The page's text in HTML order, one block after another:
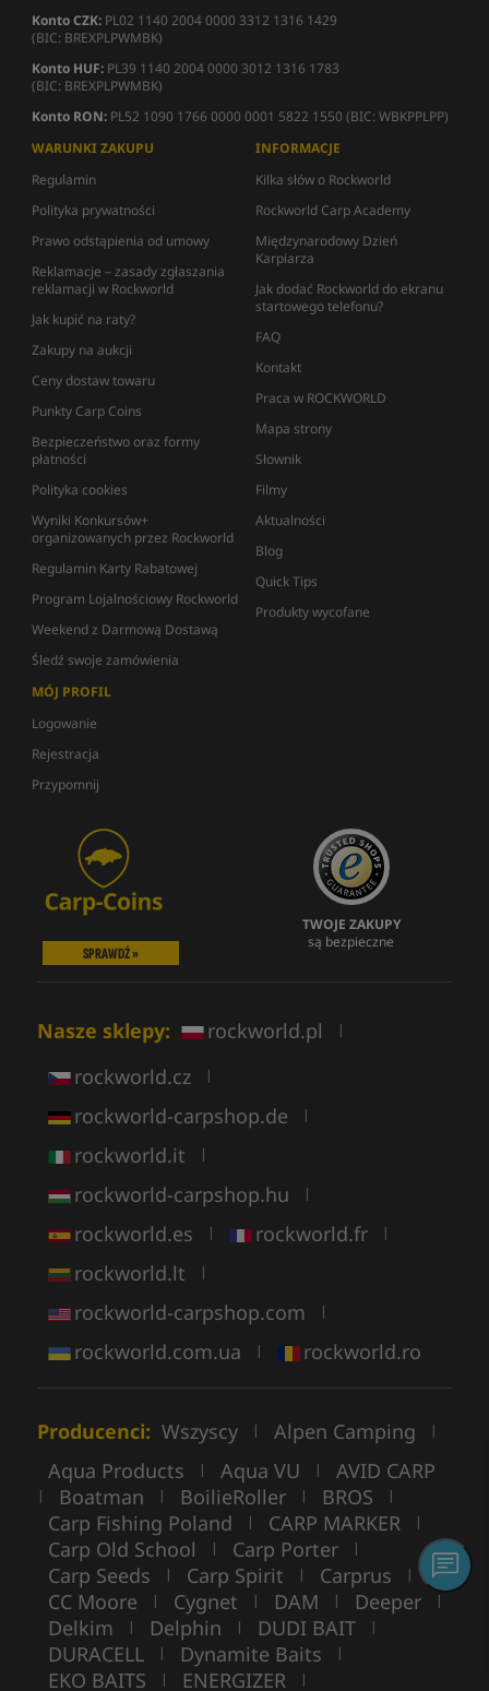
Konto CZK: PL02 1140 2004 0000 3312 1316 1429
(BIC: BREXPLPWMBK)
Konto HUF: PL39 1140 2004 0000 3012 1316 1783
(BIC: BREXPLPWMBK)
Konto RON: PL52 1090 1766 0000 0001 5822 1550 (BIC: WBKPPLPP)
WARUNKI ZAKUPU
Regulamin
Polityka prywatności
Prawo odstąpienia od umowy
Reklamacje – zasady zgłaszania
reklamacji w Rockworld
Jak kupić na raty?
Zakupy na aukcji
Ceny dostaw towaru
Punkty Carp Coins
Bezpieczeństwo oraz formy
płatności
Polityka cookies
Wyniki Konkursów+
organizowanych przez Rockworld
Regulamin Karty Rabatowej
Program Lojalnościowy Rockworld
Weekend z Darmową Dostawą
Śledź swoje zamówienia
INFORMACJE
Kilka słów o Rockworld
Rockworld Carp Academy
Międzynarodowy Dzień
Karpiarza
Jak dodać Rockworld do ekranu
startowego telefonu?
FAQ
Kontakt
Praca w ROCKWORLD
Mapa strony
Słownik
Filmy
Aktualności
Blog
Quick Tips
Produkty wycofane
MÓJ PROFIL
Logowanie
Rejestracja
Przypomnij
SPRAWDŹ »
TWOJE ZAKUPY
są bezpieczne
Nasze sklepy: rockworld.pl |
rockworld.cz |
rockworld-carpshop.de |
rockworld.it |
rockworld-carpshop.hu |
rockworld.es | rockworld.fr |
rockworld.lt |
rockworld-carpshop.com |
rockworld.com.ua | rockworld.ro
Producenci: Wszyscy | Alpen Camping |
Aqua Products | Aqua VU | AVID CARP
| Boatman | BoilieRoller | BROS |
Carp Fishing Poland | CARP MARKER |
Carp Old School | Carp Porter |
Carp Seeds | Carp Spirit | Carprus |
CC Moore | Cygnet | DAM | Deeper |
Delkim | Delphin | DUDI BAIT |
DURACELL | Dynamite Baits |
EKO BAITS | ENERGIZER |